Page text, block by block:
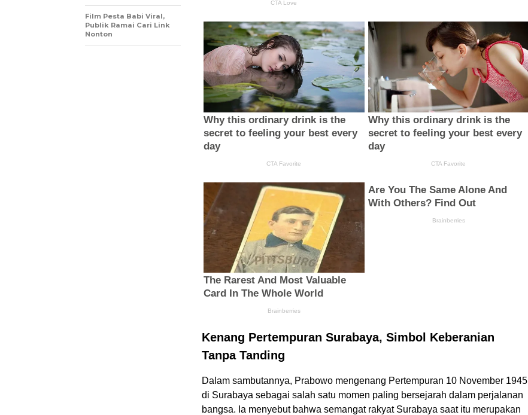
Kenang Pertempuran Surabaya, Simbol Keberanian
Tanpa Tanding
Dalam sambutannya, Prabowo mengenang Pertempuran 10 November 1945
di Surabaya sebagai salah satu momen paling bersejarah dalam perjalanan
bangsa. Ia menyebut bahwa semangat rakyat Surabaya saat itu merupakan
Film Pesta Babi Viral,
Publik Ramai Cari Link
Nonton